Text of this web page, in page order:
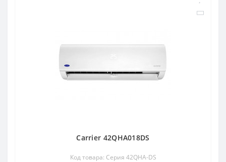
Carrier 42QHA018DS
Код товара: Серия 42QHA-DS